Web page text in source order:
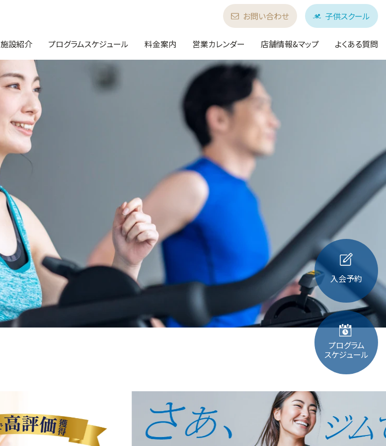
施設紹介 プログラムスケジュール 料金案内 営業カレンダー 店舗情報&マップ よくある質問
お問い合わせ 子供スクール
入会予約
プログラム
スケジュール